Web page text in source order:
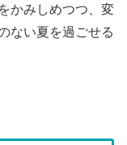
かみしめつつ、変
ない夏を過ごせる